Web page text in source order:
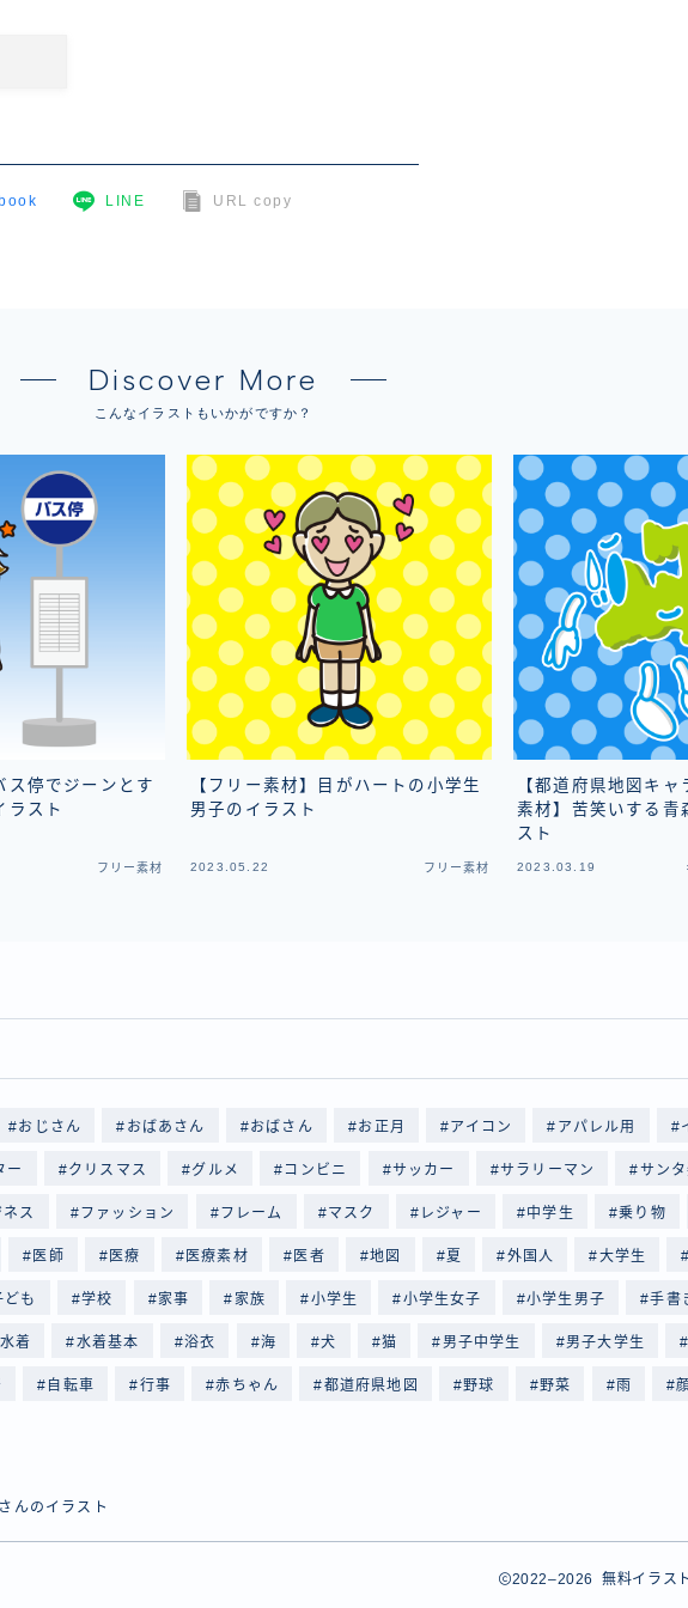
LINE URL copy
Discover More
こんなイラストもいかがですか？
ス停でジーンとす
ラスト
フリー素材
【フリー素材】目がハートの小学生
男子のイラスト
2023.05.22 フリー素材
【都道府県地図キ
素材】苦笑いする青
スト
2023.03.19
おじさん おばあさん おばさん お正月 アイコン アパレル用
ー クリスマス グルメ コンビニ サッカー サラリーマン サン
ネス ファッション フレーム マスク レジャー 中学生 乗り物
医師 医療 医療素材 医者 地図 夏 外国人 大学生
ども 学校 家事 家族 小学生 小学生女子 小学生男子 手書
水着 水着基本 浴衣 海 犬 猫 男子中学生 男子大学生
自転車 行事 赤ちゃん 都道府県地図 野球 野菜 雨
んのイラスト
2022–2026 無料イラス